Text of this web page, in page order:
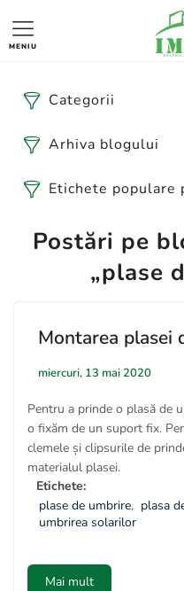
MENIU
Categorii
Arhiva blogului
Etichete populare
Postări pe
„plase
Montarea plasei
miercuri, 13 mai 2020
Pentru a prinde o plasă de
o fixăm de un suport fix.
clemele și clipsurile de
materialul plasei.
Etichete:
plase de umbrire, plasa
umbrirea solarilor
Mai mult